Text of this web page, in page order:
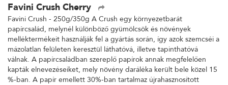
Favini Crush Cherry
Favini Crush - 250g/350g A Crush egy környezetbarát
papírcsalád, melynél különböző gyümölcsök és növények
melléktermékeit használják fel a gyártás során, így azok szemcséi a
mázolatlan felületen keresztül láthatóvá, illetve tapinthatóvá
válnak. A papírcsaládban szereplő papírok annak megfelelően
kapták elnevezéseiket, mely növény daráléka került bele közel 15
%-ban. A papír emellett 30%-ban tartalmaz újrahasznosított